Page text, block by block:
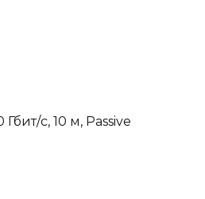
Гбит/с, 10 м, Passive